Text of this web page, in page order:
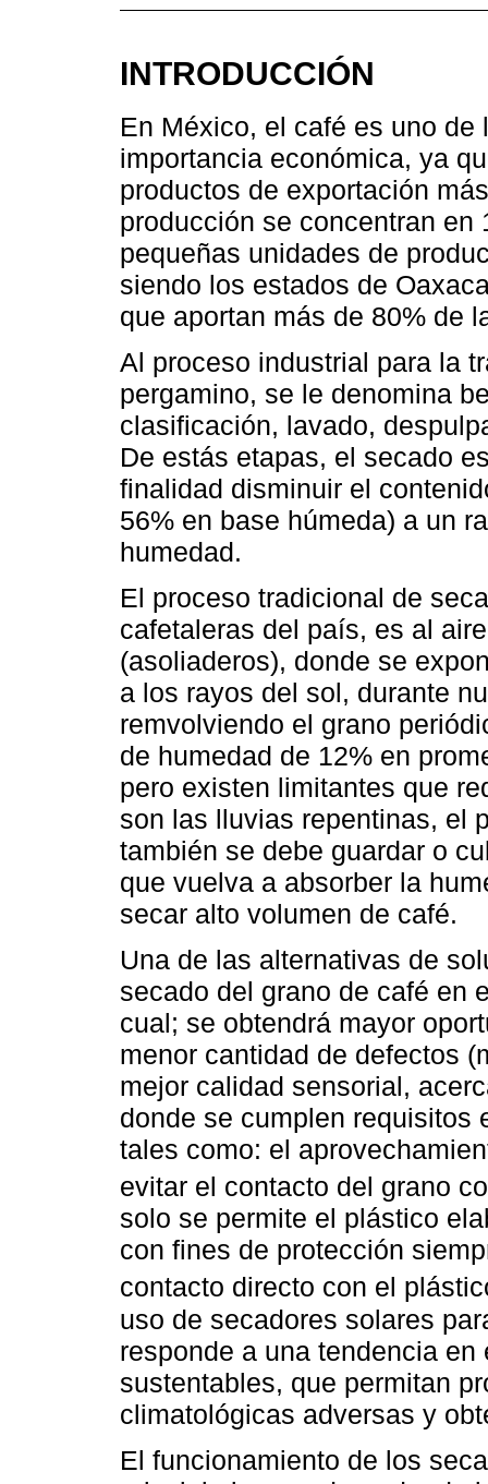
INTRODUCCIÓN
En México, el café es uno
importancia económica, ya
productos de exportación
producción se concentran
pequeñas unidades de
siendo los estados de
que aportan más de 80% de
Al proceso industrial para la
pergamino, se le denomina
clasificación, lavado,
De estás etapas, el secado
finalidad disminuir el
56% en base húmeda) a un
humedad.
El proceso tradicional de
cafetaleras del país, es al
(asoliaderos), donde se
a los rayos del sol, durante
remvolviendo el grano
de humedad de 12% en
pero existen limitantes que
son las lluvias repentinas, el
también se debe guardar o
que vuelva a absorber la
secar alto volumen de café.
Una de las alternativas de
secado del grano de café en
cual; se obtendrá mayor
menor cantidad de defectos
mejor calidad sensorial,
donde se cumplen requisitos
tales como: el
evitar el contacto del grano
solo se permite el plástico
con fines de protección
contacto directo con el
uso de secadores solares
responde a una tendencia
sustentables, que permitan
climatológicas adversas y
El funcionamiento de los